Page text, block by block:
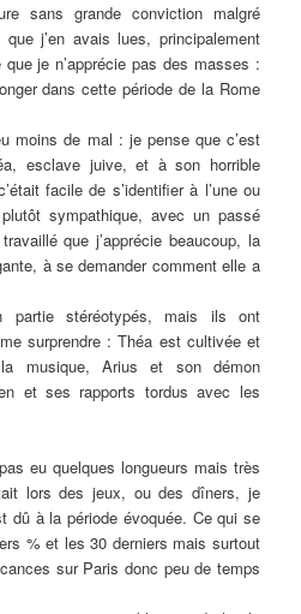
sans grande conviction malgré
j’en avais lues, principalement
je n’apprécie pas des masses :
dans cette période de la Rome
moins de mal : je pense que c’est
esclave juive, et à son horrible
facile de s’identifier à l’une ou
sympathique, avec un passé
que j’apprécie beaucoup, la
à se demander comment elle a
partie stéréotypés, mais ils ont
surprendre : Théa est cultivée et
musique, Arius et son démon
et ses rapports tordus avec les
eu quelques longueurs mais très
lors des jeux, ou des dîners, je
dû à la période évoquée. Ce qui se
% et les 30 derniers mais surtout
sur Paris donc peu de temps